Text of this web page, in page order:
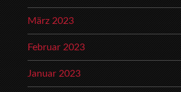
März 2023
Februar 2023
Januar 2023